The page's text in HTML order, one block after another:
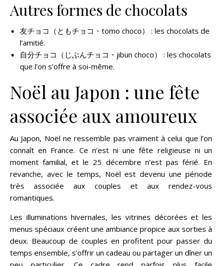
Autres formes de chocolats
友チョコ（ともチョコ・tomo choco） : les chocolats de
l’amitié.
自分チョコ（じぶんチョコ・jibun choco） : les chocolats
que l’on s’offre à soi-même.
Noël au Japon : une fête
associée aux amoureux
Au Japon, Noël ne ressemble pas vraiment à celui que l’on
connaît en France. Ce n’est ni une fête religieuse ni un
moment familial, et le 25 décembre n’est pas férié. En
revanche, avec le temps, Noël est devenu une période
très associée aux couples et aux rendez-vous
romantiques.
Les illuminations hivernales, les vitrines décorées et les
menus spéciaux créent une ambiance propice aux sorties à
deux. Beaucoup de couples en profitent pour passer du
temps ensemble, s’offrir un cadeau ou partager un dîner un